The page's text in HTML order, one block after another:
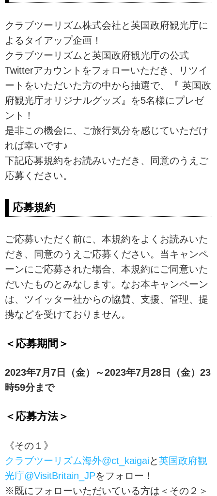
クラブツーリズム株式会社と英国政府観光庁に
よるタイアップ企画！
クラブツーリズムと英国政府観光庁の公式
Twitterアカウントをフォローいただき、リツイ
ートをいただいた方の中から抽選で、『 英国政
府観光庁オリジナルグッズ』を5名様にプレゼ
ント！
是非この機会に、ご旅行気分を感じていただけ
れば幸いです♪
下記応募規約をお読みいただき、同意のうえご
応募ください。
応募規約
ご応募いただく前に、本規約をよくお読みいた
だき、同意のうえご応募ください。当キャンペ
ーンにご応募された場合、本規約にご同意いた
だいたものとみなします。なお本キャンペーン
は、ツイッター社からの協賛、支援、管理、提
携などを受けておりません。
＜応募期間＞
2023年7月7日（金）～2023年7月28日（金）23
時59分まで
＜応募方法＞
《その１》
クラブツーリズム海外@ct_kaigaiと英国政府観
光庁@VisitBritain_JPをフォロー！
※既にフォローいただいている方は＜その２＞